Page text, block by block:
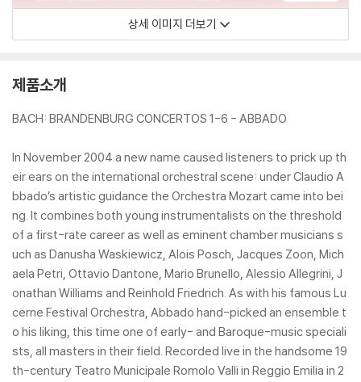
상세 이미지 더보기
제품소개
BACH: BRANDENBURG CONCERTOS 1-6 - ABBADO
In November 2004 a new name caused listeners to prick up th
eir ears on the international orchestral scene: under Claudio A
bbado’s artistic guidance the Orchestra Mozart came into bei
ng. It combines both young instrumentalists on the threshold
of a first-rate career as well as eminent chamber musicians s
uch as Danusha Waskiewicz, Alois Posch, Jacques Zoon, Mich
aela Petri, Ottavio Dantone, Mario Brunello, Alessio Allegrini, J
onathan Williams and Reinhold Friedrich. As with his famous Lu
cerne Festival Orchestra, Abbado hand-picked an ensemble t
o his liking, this time one of early- and Baroque-music speciali
sts, all masters in their field. Recorded live in the handsome 19
th-century Teatro Municipale Romolo Valli in Reggio Emilia in 2